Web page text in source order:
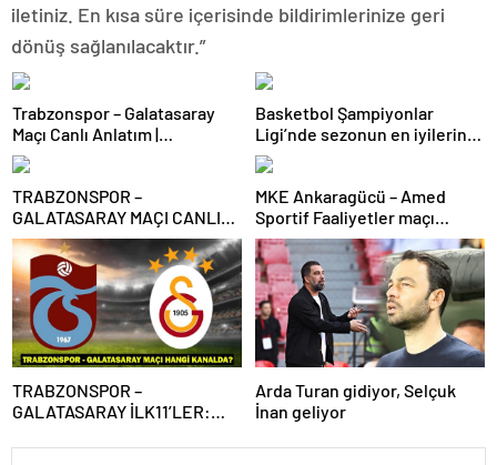
iletiniz. En kısa süre içerisinde bildirimlerinize geri
dönüş sağlanılacaktır.”
Trabzonspor – Galatasaray
Maçı Canlı Anlatım |
Trabzonspor – Galatasaray
Bein Sports 1 Canlı İzle | Lider,
Trabzon deplasmanında
Basketbol Şampiyonlar
Ligi’nde sezonun en iyilerine
ödülleri verildi
TRABZONSPOR –
GALATASARAY MAÇI CANLI
İZLE | Trabzonspor-
Galatasaray maçı canlı izleme
bilgileri! Süper Lig’de dev
maç!
MKE Ankaragücü – Amed
Sportif Faaliyetler maçı
olaylarla başladı
TRABZONSPOR –
GALATASARAY İLK11’LER:
maçı hangi kanalda, saat
Arda Turan gidiyor, Selçuk
İnan geliyor